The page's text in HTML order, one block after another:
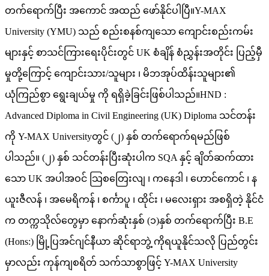
တက်ရောက်ပြီး အကောင် အထည် ဖော်နိုင်ပါပြီ။Y-MAX
University (YMU) သည် စည်းစနစ်ကျသော ကျောင်းစည်းကမ်း
များနှင့် စာသင်ကြားရေးပိုင်းတွင် UK စံချိန် စံညွှန်းအတိုင်း ပြည့်မှီ
မှုတို့ကြောင့် ကျောင်းသား/သူများ ၊ မိဘအုပ်ထိန်းသူများ၏
ယုံကြည်စွာ ရွေးချယ်မှု ကို ရရှိခဲ့ခြင်းဖြစ်ပါသည်။HND :
Advanced Diploma in Civil Engineering (UK) Diploma သင်တန်း
ကို Y-MAX Universityတွင် (၂) နှစ် တက်ရောက်ရမည်ဖြစ်
ပါသည်။ (၂) နှစ် သင်တန်းပြီးဆုံးပါက SQA နှင့် ချိတ်ဆက်ထား
သော UK အပါအဝင် သြစတြေးလျ ၊ ကနေဒါ ၊ ဟောင်ကောင် ၊ န
ယူးဇီလန် ၊ အမေရိကန် ၊ စင်္ကာပူ ၊ ထိုင်း ၊ မလေးရှား အစရှိတဲ့ နိုင်ငံ
က တက္ကသိုလ်တွေမှာ နောက်ဆုံးနှစ် (၁)နှစ် တက်ရောက်ပြီး B.E
(Hons:) မြို့ပြအင်ဂျင်နီယာ ဆိုင်ရာဘွဲ့ ကိုရယူနိုင်သလို ပြည်တွင်း
မှာလည်း ကုန်ကျစရိတ် သက်သာစွာဖြင့် Y-MAX University